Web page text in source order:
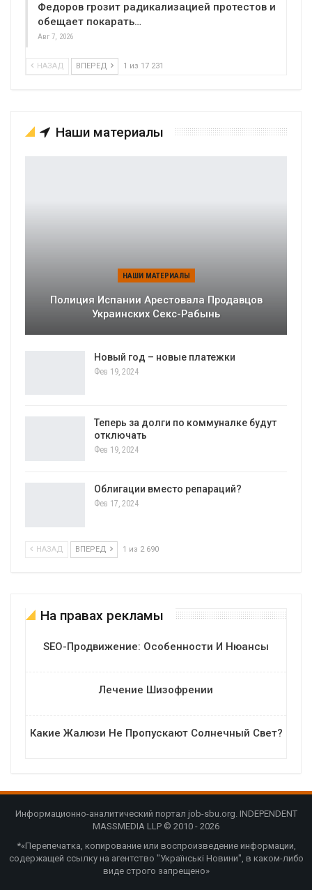
Федоров грозит радикализацией протестов и
обещает покарать…
Авг 7, 2026
НАЗАД ВПЕРЕД 1 из 17 231
Наши материалы
НАШИ МАТЕРИАЛЫ
Полиция Испании Арестовала Продавцов
Украинских Секс-Рабынь
Новый год – новые платежки
Фев 19, 2024
Теперь за долги по коммуналке будут
отключать
Фев 19, 2024
Облигации вместо репараций?
Фев 17, 2024
НАЗАД ВПЕРЕД 1 из 2 690
На правах рекламы
SEO-Продвижение: Особенности И Нюансы
Лечение Шизофрении
Какие Жалюзи Не Пропускают Солнечный Свет?
Информационно-аналитический портал job-sbu.org. INDEPENDENT
MASSMEDIA LLP © 2010 - 2026
*«Перепечатка, копирование или воспроизведение информации,
содержащей ссылку на агентство "Українські Новини", в каком-либо
виде строго запрещено»